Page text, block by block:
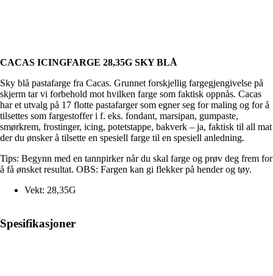
CACAS ICINGFARGE 28,35G SKY BLÅ
Sky blå pastafarge fra Cacas. Grunnet forskjellig fargegjengivelse på
skjerm tar vi forbehold mot hvilken farge som faktisk oppnås. Cacas
har et utvalg på 17 flotte pastafarger som egner seg for maling og for å
tilsettes som fargestoffer i f. eks. fondant, marsipan, gumpaste,
smørkrem, frostinger, icing, potetstappe, bakverk – ja, faktisk til all mat
der du ønsker å tilsette en spesiell farge til en spesiell anledning.
Tips: Begynn med en tannpirker når du skal farge og prøv deg frem for
å få ønsket resultat. OBS: Fargen kan gi flekker på hender og tøy.
Vekt: 28,35G
Spesifikasjoner